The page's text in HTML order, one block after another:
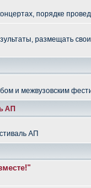
порядке
размещать
и межвузовским
АП
АП